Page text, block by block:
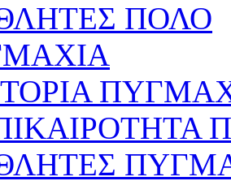
ΠΟΛΟ